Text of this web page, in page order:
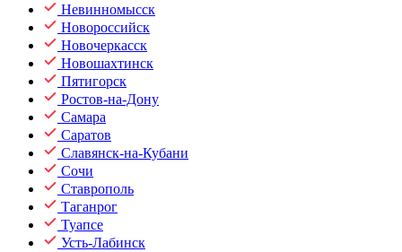
Невинномысск
Новороссийск
Новочеркасск
Новошахтинск
Пятигорск
Ростов-на-Дону
Самара
Саратов
Славянск-на-Кубани
Сочи
Ставрополь
Таганрог
Туапсе
Усть-Лабинск